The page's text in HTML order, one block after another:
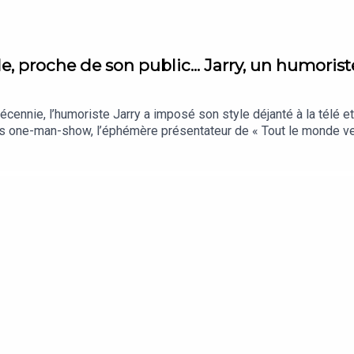
proche de son public... Jarry, un
l’humoriste Jarry a imposé son style déjanté à la télé
se promène dans les gradins pour charrier son public. Ses
raconte le parcours de Jarry avec Grégory Plouviez,
: Jules Lavie - Reporter : Barbara Gouy - Production :
- Musiques : François Clos, Audio Network - Archives :